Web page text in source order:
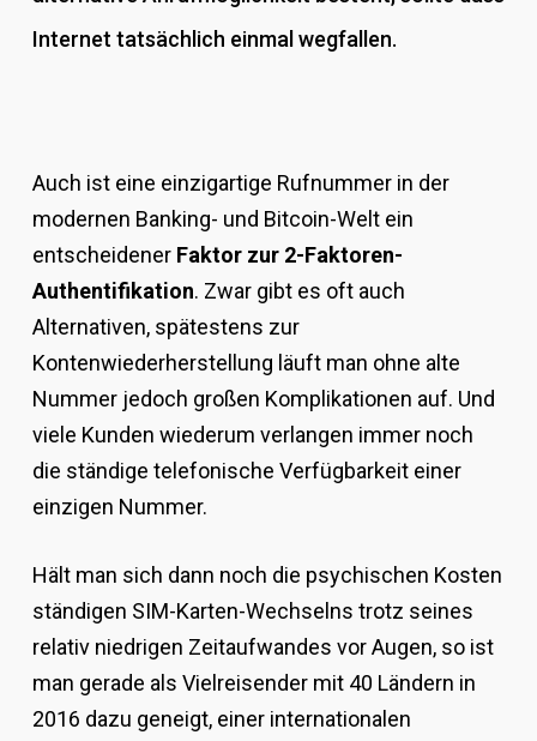
Internet tatsächlich einmal wegfallen.
Auch ist eine einzigartige Rufnummer in der
modernen Banking- und Bitcoin-Welt ein
entscheidener Faktor zur 2-Faktoren-
Authentifikation. Zwar gibt es oft auch
Alternativen, spätestens zur
Kontenwiederherstellung läuft man ohne alte
Nummer jedoch großen Komplikationen auf. Und
viele Kunden wiederum verlangen immer noch
die ständige telefonische Verfügbarkeit einer
einzigen Nummer.
Hält man sich dann noch die psychischen Kosten
ständigen SIM-Karten-Wechselns trotz seines
relativ niedrigen Zeitaufwandes vor Augen, so ist
man gerade als Vielreisender mit 40 Ländern in
2016 dazu geneigt, einer internationalen